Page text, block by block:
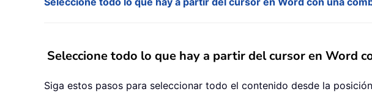
Seleccione todo lo que hay a partir del cursor en Word
Siga estos pasos para seleccionar todo el contenido desde la